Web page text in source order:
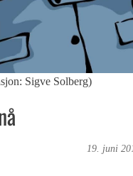
Sigve Solberg)
19. juni